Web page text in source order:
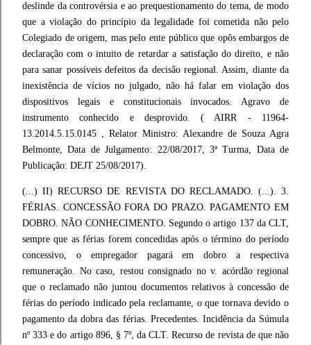
deslinde da controvérsia e ao prequestionamento do tema, de modo
que a violação do princípio da legalidade foi cometida não pelo
Colegiado de origem, mas pelo ente público que opôs embargos de
declaração com o intuito de retardar a satisfação do direito, e não
para sanar possíveis defeitos da decisão regional. Assim, diante da
inexistência de vícios no julgado, não há falar em violação dos
dispositivos legais e constitucionais invocados. Agravo de
instrumento conhecido e desprovido. ( AIRR - 11964-
13.2014.5.15.0145 , Relator Ministro: Alexandre de Souza Agra
Belmonte, Data de Julgamento: 22/08/2017, 3ª Turma, Data de
Publicação: DEJT 25/08/2017).
(...) II) RECURSO DE REVISTA DO RECLAMADO. (...). 3.
FÉRIAS. CONCESSÃO FORA DO PRAZO. PAGAMENTO EM
DOBRO. NÃO CONHECIMENTO. Segundo o artigo 137 da CLT,
sempre que as férias forem concedidas após o término do período
concessivo, o empregador pagará em dobro a respectiva
remuneração. No caso, restou consignado no v. acórdão regional
que o reclamado não juntou documentos relativos à concessão de
férias do período indicado pela reclamante, o que tornava devido o
pagamento da dobra das férias. Precedentes. Incidência da Súmula
nº 333 e do artigo 896, § 7º, da CLT. Recurso de revista de que não